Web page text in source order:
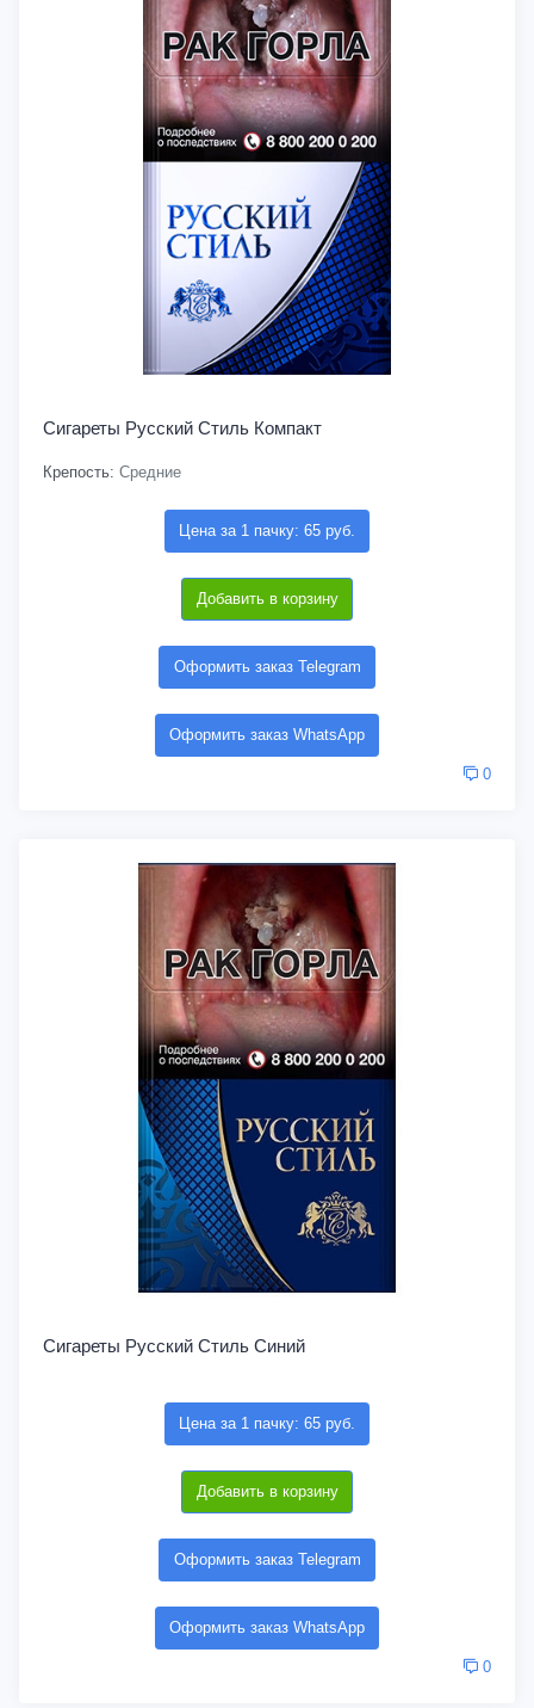
Сигареты Русский Стиль Компакт
Крепость: Средние
Цена за 1 пачку: 65 руб.
Добавить в корзину
Оформить заказ Telegram
Оформить заказ WhatsApp
0
Сигареты Русский Стиль Синий
Цена за 1 пачку: 65 руб.
Добавить в корзину
Оформить заказ Telegram
Оформить заказ WhatsApp
0